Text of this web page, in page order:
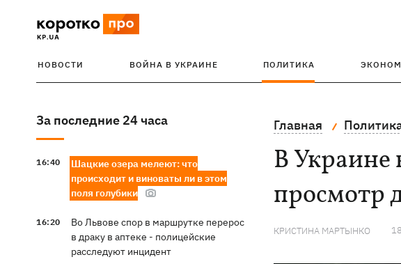
НОВОСТИ ВОЙНА В УКРАИНЕ ПОЛИТИКА
За последние 24 часа
16:40
Шацкие озера мелеют: что
происходит и виноваты ли в этом
поля голубики
16:20
Во Львове спор в маршрутке перерос
в драку в аптеке - полицейские
расследуют инцидент
Главная
В Украине
просмотр
КРИСТИНА МАРТЫНКО